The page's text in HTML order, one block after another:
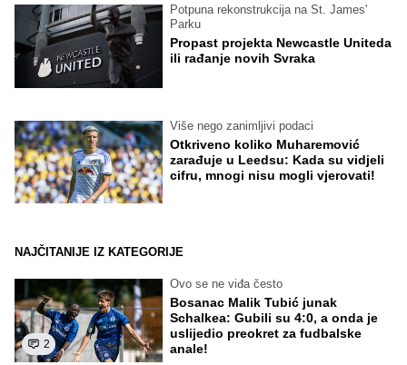
Potpuna rekonstrukcija na St. James'
Parku
Propast projekta Newcastle Uniteda
ili rađanje novih Svraka
Više nego zanimljivi podaci
Otkriveno koliko Muharemović
zarađuje u Leedsu: Kada su vidjeli
cifru, mnogi nisu mogli vjerovati!
NAJČITANIJE IZ KATEGORIJE
2
Ovo se ne viđa često
Bosanac Malik Tubić junak
Schalkea: Gubili su 4:0, a onda je
uslijedio preokret za fudbalske
anale!